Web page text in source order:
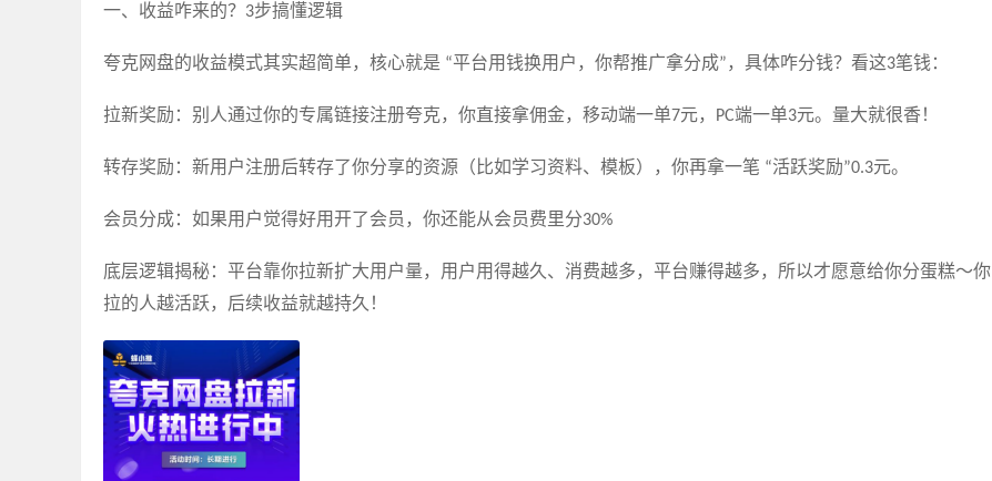
一、收益咋来的？ 3步搞懂逻辑
夸克网盘的收益模式其实超简单，核心就是 “平台用钱换用户，你帮推广拿分成” ，具体咋分钱？看这3笔钱：
拉新奖励：别人通过你的专属链接注册夸克，你直接拿佣金， 移动端一单7元， PC端一单3元。 量大就很香！
转存奖励：新用户注册后转存了你分享的资源（比如学习资料、模板），你再拿一笔 “活跃奖励”0.3元。
会员分成：如果用户觉得好用开了会员，你还能从会员费里分30%
底层逻辑揭秘：平台靠你拉新扩大用户量，用户用得越久、消费越多，平台赚得越多，所以才愿意给你分蛋糕～你
拉的人越活跃，后续收益就越持久！